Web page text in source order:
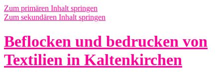
Zum primären Inhalt springen
Zum sekundären Inhalt springen
Beflocken und bedrucken von
Textilien in Kaltenkirchen